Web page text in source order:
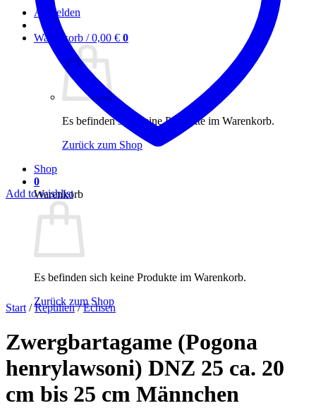
Anmelden
Warenkorb /0,00 € 0
Es befinden sich keine Produkte im Warenkorb.
Zurück zum Shop
Shop
0
Warenkorb
Es befinden sich keine Produkte im Warenkorb.
Zurück zum Shop
Add to wishlist
Start / Reptilien / Echsen
Zwergbartagame (Pogona
henrylawsoni) DNZ 25 ca. 20
cm bis 25 cm Männchen